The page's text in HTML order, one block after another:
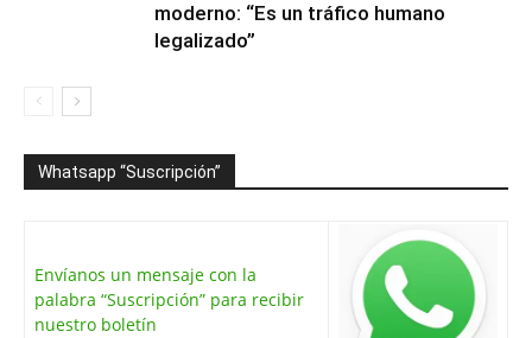
moderno: “Es un tráfico humano
legalizado”
Whatsapp “Suscripción”
Envíanos un mensaje con la
palabra “Suscripción” para recibir
nuestro boletín